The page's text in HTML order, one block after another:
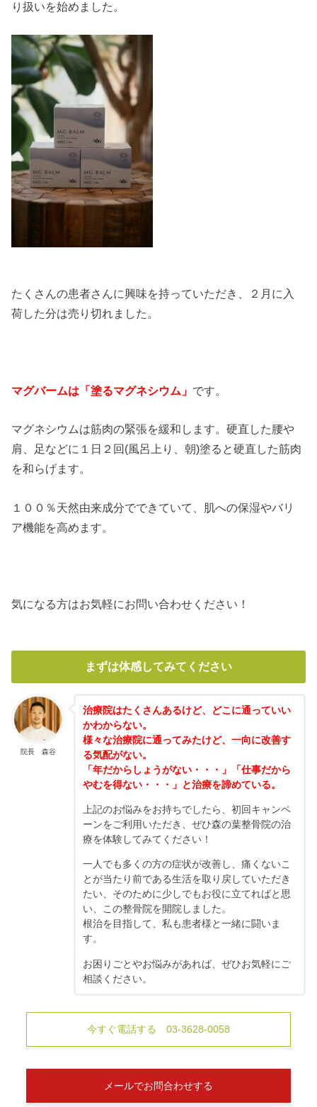
り扱いを始めました。
たくさんの患者さんに興味を持っていただき、２月に入
荷した分は売り切れました。
マグバームは「塗るマグネシウム」 です。
マグネシウムは筋肉の緊張を緩和します。硬直した腰や
肩、足などに１日２回(風呂上り、朝)塗ると硬直した筋肉
を和らげます。
１００％天然由来成分でできていて、肌への保湿やバリ
ア機能を高めます。
気になる方はお気軽にお問い合わせください！
まずは体感してみてください
院長 森谷
治療院はたくさんあるけど、どこに通っていい
かわからない。
様々な治療院に通ってみたけど、一向に改善す
る気配がない。
「年だからしょうがない・・・」「仕事だから
やむを得ない・・・」と治療を諦めている。
上記のお悩みをお持ちでしたら、初回キャンペ
ーンをご利用いただき、ぜひ森の葉整骨院の治
療を体験してみてください！
一人でも多くの方の症状が改善し、痛くないこ
とが当たり前である生活を取り戻していただき
たい、そのために少しでもお役に立てればと思
い、この整骨院を開院しました。
根治を目指して、私も患者様と一緒に闘いま
す。
お困りごとやお悩みがあれば、ぜひお気軽にご
相談ください。
今すぐ電話する 03-3628-0058
メールでお問合わせする